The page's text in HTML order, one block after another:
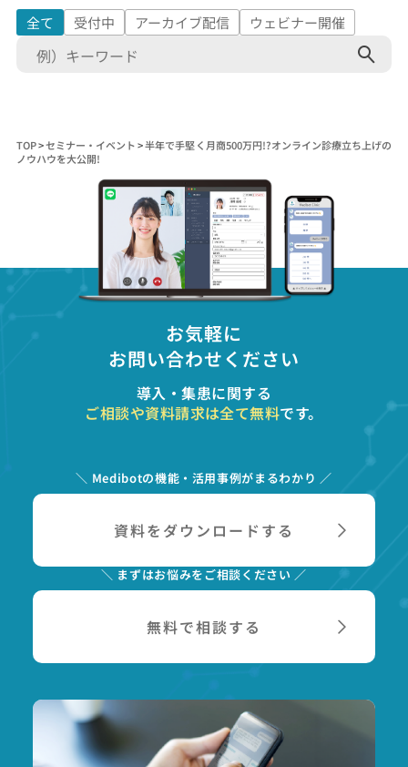
全て 受付中 アーカイブ配信 ウェビナー開催
検
TOP>セミナー・イベント>半年で手堅く月商500万円!?オンライン診療立ち上げの
ノウハウを大公開!
お気軽に
お問い合わせください
導入・集患に関する
ご相談や資料請求は全て無料です。
＼ Medibotの機能・活用事例がまるわかり ／
資料をダウンロードする
＼ まずはお悩みをご相談ください ／
無料で相談する